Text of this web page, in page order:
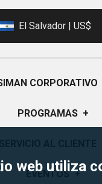
web utiliza
El Salvador | US$
CORPORATIVO
Quiénes Somos
Sucursales
PROGRAMAS +
Garantías
Preguntas Frecuentes
EVENTOS +